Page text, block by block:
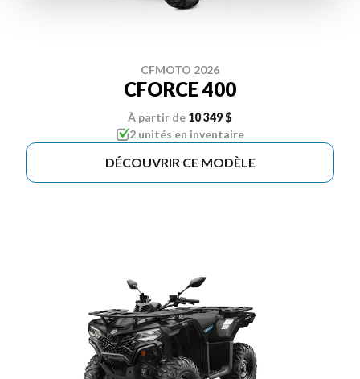
CFMOTO 2026
CFORCE 400
À partir de 10 349 $
2 unités en inventaire
DÉCOUVRIR CE MODÈLE